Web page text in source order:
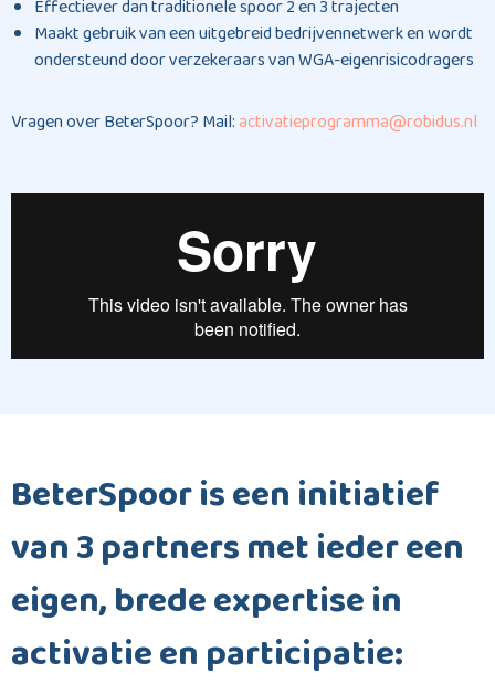
Effectiever dan traditionele spoor 2 en 3 trajecten
Maakt gebruik van een uitgebreid bedrijvennetwerk en wordt
ondersteund door verzekeraars van WGA-eigenrisicodragers
Vragen over BeterSpoor? Mail:activatieprogramma@robidus.nl
BeterSpoor is een initiatief
van 3 partners met ieder een
eigen, brede expertise in
activatie en participatie: